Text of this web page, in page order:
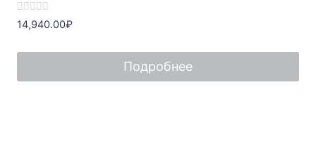
Оценка
0
5
14,940.00₽
Подробнее